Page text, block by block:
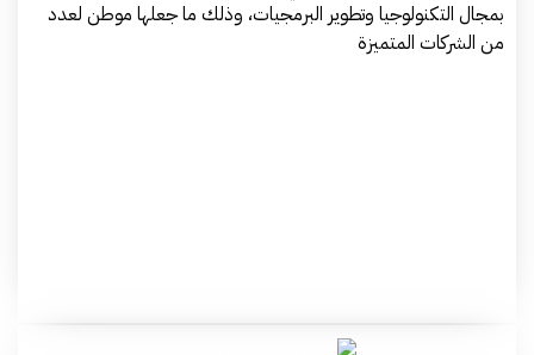
بمجال التكنولوجيا وتطوير البرمجيات، وذلك ما جعلها موطن لعدد
من الشركات المتميزة